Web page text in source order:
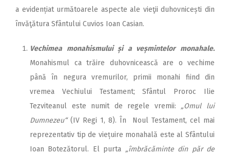
a evidențiat următoarele aspecte ale vieţii duhovnicești din
învăţătura Sfântului Cuvios Ioan Casian.
Vechimea monahismului și a veșmintelor monahale.
Monahismul ca trăire duhovnicească are o vechime
până în negura vremurilor, primii monahi fiind din
vremea Vechiului Testament; Sfântul Proroc Ilie
Tezviteanul este numit de regele vremii: „Omul lui
Dumnezeu“(IV Regi 1, 8). În Noul Testament, cel mai
reprezentativ tip de viețuire monahală este al Sfântului
Ioan Botezătorul. El purta „îmbrăcăminte din păr de